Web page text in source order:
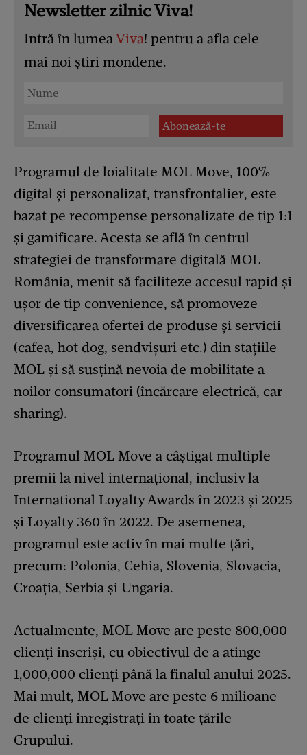
Newsletter zilnic Viva!
Intră în lumeaViva! pentru a afla cele
mai noi știri mondene.
Programul de loialitate MOL Move, 100%
digital și personalizat, transfrontalier, este
bazat pe recompense personalizate de tip 1:1
și gamificare. Acesta se află în centrul
strategiei de transformare digitală MOL
România, menit să faciliteze accesul rapid și
ușor de tip convenience, să promoveze
diversificarea ofertei de produse și servicii
(cafea, hot dog, sendvișuri etc.) din stațiile
MOL și să susțină nevoia de mobilitate a
noilor consumatori (încărcare electrică, car
sharing).
Programul MOL Move a câștigat multiple
premii la nivel internațional, inclusiv la
International Loyalty Awards în 2023 și 2025
și Loyalty 360 în 2022. De asemenea,
programul este activ în mai multe țări,
precum: Polonia, Cehia, Slovenia, Slovacia,
Croația, Serbia și Ungaria.
Actualmente, MOL Move are peste 800,000
clienți înscriși, cu obiectivul de a atinge
1,000,000 clienți până la finalul anului 2025.
Mai mult, MOL Move are peste 6 milioane
de clienți înregistrați în toate țările
Grupului.